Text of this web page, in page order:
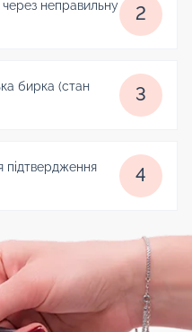
через неправильну
2
бирка (стан
3
підтвердження
4